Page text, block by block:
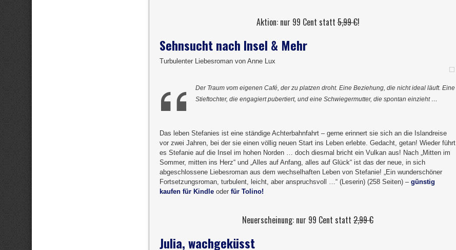
Aktion: nur 99 Cent statt5,99 €!
Sehnsucht nach Insel & Mehr
Turbulenter Liebesroman von Anne Lux
Der Traum vom eigenen Café, der zu platzen droht. Eine Beziehung, die nicht ideal läuft. Eine
Stieftochter, die engagiert pubertiert, und eine Schwiegermutter, die spontan einzieht …
Das leben Stefanies ist eine ständige Achterbahnfahrt – gerne erinnert sie sich an die Islandreise
vor zwei Jahren, bei der sie einen völlig neuen Start ins Leben erlebte. Gedacht, getan! Wieder führt
es Stefanie auf die Insel im hohen Norden … doch diesmal bricht ein Vulkan aus! Nach „Mitten im
Sommer, mitten ins Herz“ und „Alles auf Anfang, alles auf Glück“ ist das der neue, in sich
abgeschlossene Liebesroman aus dem wechselhaften Leben von Stefanie! „Ein wunderschöner
Fortsetzungsroman, turbulent, leicht, aber anspruchsvoll …“ (Leserin) (258 Seiten) – günstig
kaufen für Kindle oder für Tolino!
Neuerscheinung: nur 99 Cent statt 2,99 €
Julia, wachgeküsst